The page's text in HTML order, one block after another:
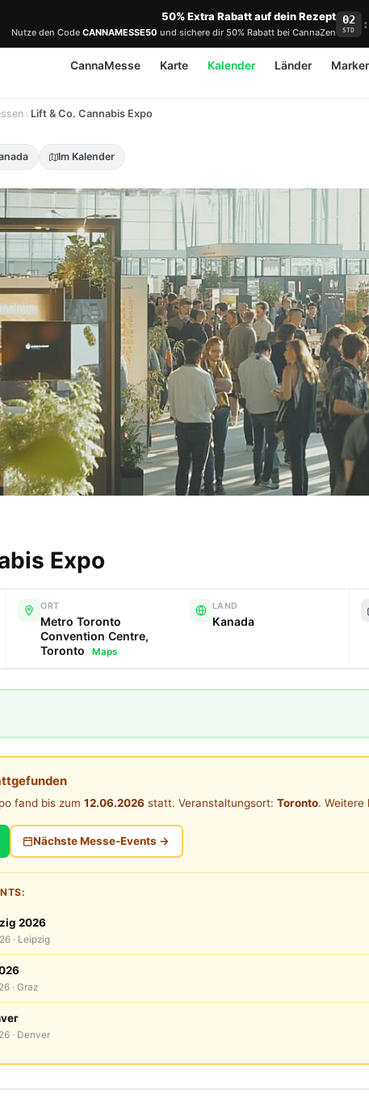
50% Extra Rabatt auf dein Rezept
Nutze den Code CANNAMESSE50 und sichere dir 50% Rabatt bei CannaZen
02
STD :
CannaMesse Karte Kalender Länder
› Lift & Co. Cannabis Expo
Im Kalender
Expo
ORT
Metro Toronto
Convention Centre,
Toronto
Maps
LAND
Kanada
fand bis zum 12.06.2026statt. Veranstaltungsort: Toronto. Weitere
Nächste Messe-Events →
2026
· Leipzig
· Graz
· Denver